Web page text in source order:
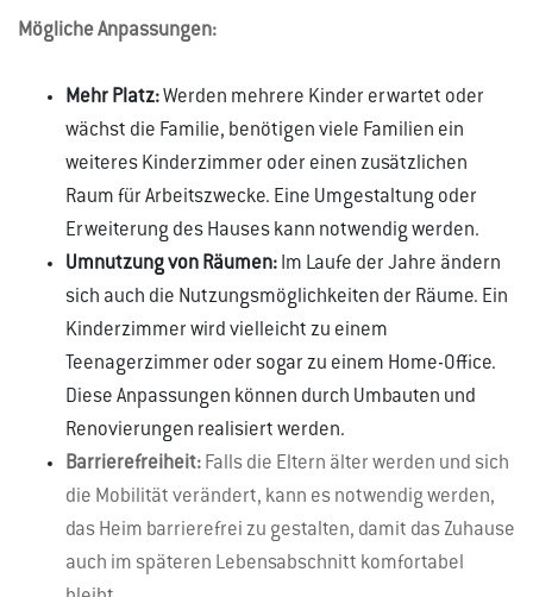
Mögliche Anpassungen:
Mehr Platz:Werden mehrere Kinder erwartet oder
wächst die Familie, benötigen viele Familien ein
weiteres Kinderzimmer oder einen zusätzlichen
Raum für Arbeitszwecke. Eine Umgestaltung oder
Erweiterung des Hauses kann notwendig werden.
Umnutzung von Räumen: Im Laufe der Jahre ändern
sich auch die Nutzungsmöglichkeiten der Räume. Ein
Kinderzimmer wird vielleicht zu einem
Teenagerzimmer oder sogar zu einem Home-Office.
Diese Anpassungen können durch Umbauten und
Renovierungen realisiert werden.
Barrierefreiheit: Falls die Eltern älter werden und sich
die Mobilität verändert, kann es notwendig werden,
das Heim barrierefrei zu gestalten, damit das Zuhause
auch im späteren Lebensabschnitt komfortabel